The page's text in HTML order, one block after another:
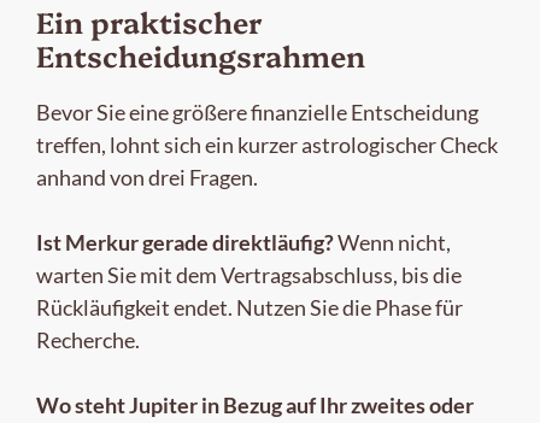
Ein praktischer
Entscheidungsrahmen
Bevor Sie eine größere finanzielle Entscheidung
treffen, lohnt sich ein kurzer astrologischer Check
anhand von drei Fragen.
Ist Merkur gerade direktläufig?Wenn nicht,
warten Sie mit dem Vertragsabschluss, bis die
Rückläufigkeit endet. Nutzen Sie die Phase für
Recherche.
Wo steht Jupiter in Bezug auf Ihr zweites oder